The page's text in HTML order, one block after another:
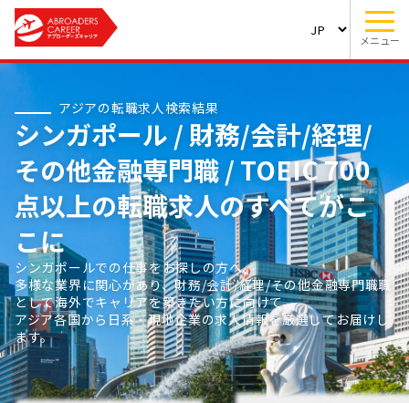
メニュー
アジアの転職求人検索結果
シンガポール / 財務/会計/経理/
その他金融専門職 / TOEIC 700
点以上の転職求人のすべてがこ
こに
シンガポールでの仕事をお探しの方へ。
多様な業界に関心があり、財務/会計/経理/その他金融専門職職
として海外でキャリアを築きたい方に向けて、
アジア各国から日系・現地企業の求人情報を厳選してお届けし
ます。